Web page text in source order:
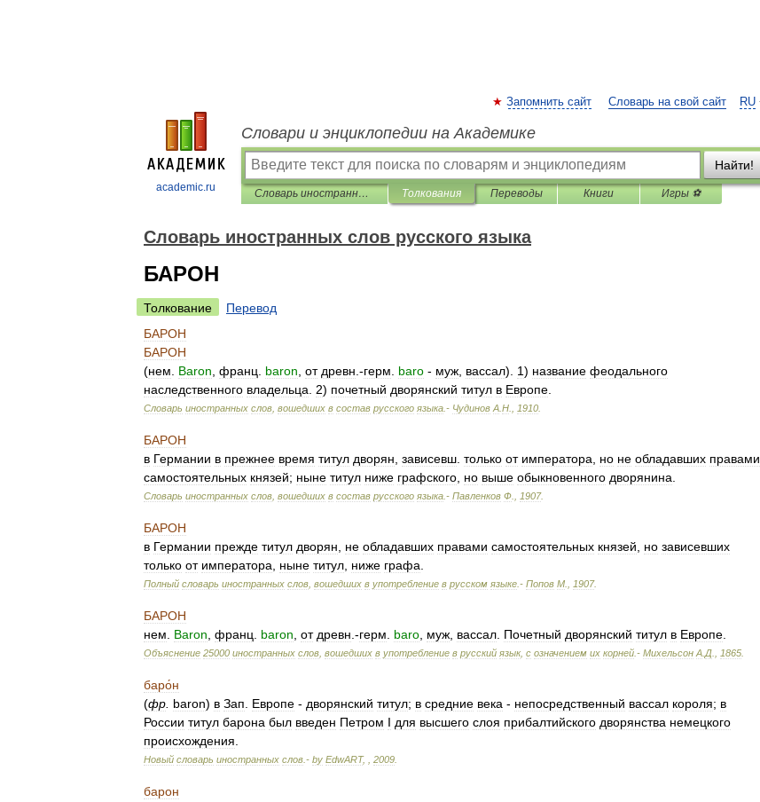
academic.ru
RU
Запомнить сайт Словарь на свой сайт
Словари и энциклопедии на Академике
Найти!
Словарь иностранных слов русского языка Толкования Переводы Книги Игры ⚽
Словарь иностранных слов русского языка
БАРОН
Толкование
Перевод
БАРОН
БАРОН
(нем Baron франц baron от древн .-герм baro - муж вассал). 1) название феодального
наследственного владельца 2) почетный дворянский титул в Европе
Словарь иностранных слов вошедших в состав русского языка .- Чудинов А Н 1910
БАРОН
в Германии в прежнее время титул дворян зависевш только от императора но не обладавших правами
самостоятельных князей; ныне титул ниже графского но выше обыкновенного дворянина
Словарь иностранных слов вошедших в состав русского языка .- Павленков Ф 1907.
БАРОН
в Германии прежде титул дворян не обладавших правами самостоятельных князей но зависевших
только от императора ныне титул ниже графа
Полный словарь иностранных слов вошедших в употребление в русском языке .- Попов М 1907.
БАРОН
нем
Baron франц baron от древн .-герм baro муж вассал Почетный дворянский титул в Европе
Объяснение 25000 иностранных слов вошедших в употребление в русский язык, с означением их корней .- Михельсон А Д 1865
баро́н
(фр baron) в Зап Европе - дворянский титул; в средние века - непосредственный вассал короля; в
России титул барона был введен Петром I для высшего слоя прибалтийского дворянства немецкого
происхождения
Новый словарь иностранных слов .- by EdwART, 2009
барон